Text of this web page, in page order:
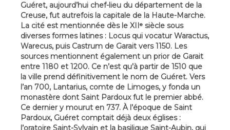
Guéret, aujourd’hui chef-lieu du département de la
Creuse, fut autrefois la capitale de la Haute-Marche.
La cité est mentionnée dès le XIIᵉ siècle sous
diverses formes latines : Locus qui vocatur Waractus,
Warecus, puis Castrum de Garait vers 1150. Les
sources mentionnent également un prior de Garait
entre 1180 et 1200. Ce n’est qu’à partir de 1510 que
la ville prend définitivement le nom de Guéret. Vers
l’an 700, Lantarius, comte de Limoges, y fonda un
monastère dont Saint Pardoux fut le premier abbé.
Ce dernier y mourut en 737. À l’époque de Saint
Pardoux, Guéret comptait déjà deux églises :
l’oratoire Saint-Sylvain et la basilique Saint-Aubin, qui